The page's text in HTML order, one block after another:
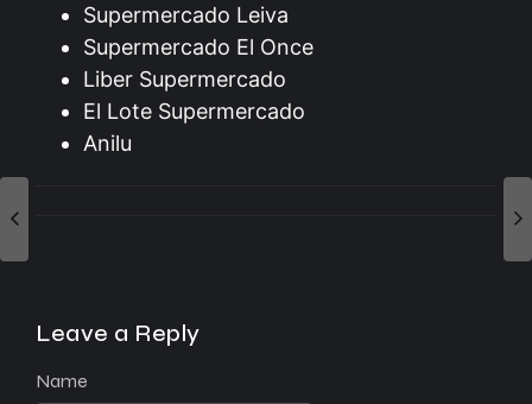
Supermercado Leiva
Supermercado El Once
Liber Supermercado
El Lote Supermercado
Anilu
Leave a Reply
Name